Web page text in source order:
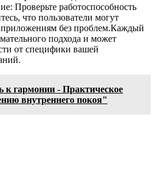
Проверьте работоспособность
что пользователи могут
приложениям без проблем.Каждый
подхода и может
от специфики вашей
к гармонии - Практическое
внутреннего покоя"